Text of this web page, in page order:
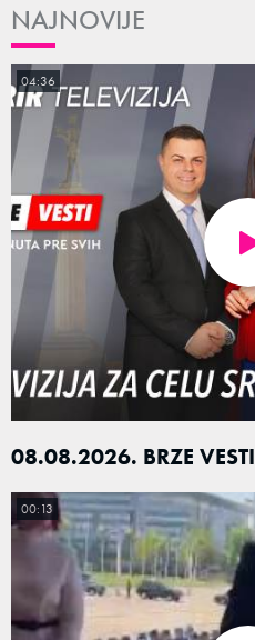
NAJNOVIJE
08.08.2026. BRZE VESTI
04:36
00:13